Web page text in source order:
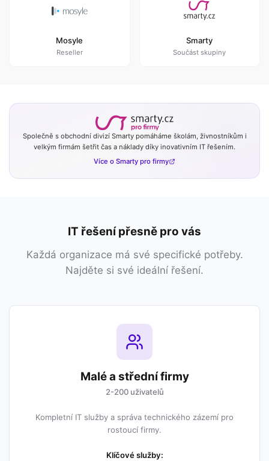
Mosyle
Reseller
Smarty
Součást skupiny
Společně s obchodní divizí Smarty pomáháme školám, živnostníkům i
velkým firmám šetřit čas a náklady díky inovativním IT řešením.
Více o Smarty pro firmy
IT řešení přesně pro vás
Každá organizace má své specifické potřeby.
Najděte si své ideální řešení.
Malé a střední firmy
2-200 uživatelů
Kompletní IT služby a správa technického zázemí pro
rostoucí firmy.
Klíčové služby: